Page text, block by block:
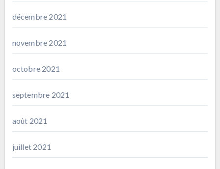
décembre 2021
novembre 2021
octobre 2021
septembre 2021
août 2021
juillet 2021